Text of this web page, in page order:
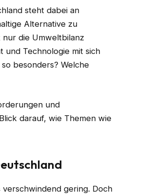
steht dabei an
Alternative zu
die Umweltbilanz
und Technologie mit sich
besonders? Welche
und
darauf, wie Themen wie
gering. Doch